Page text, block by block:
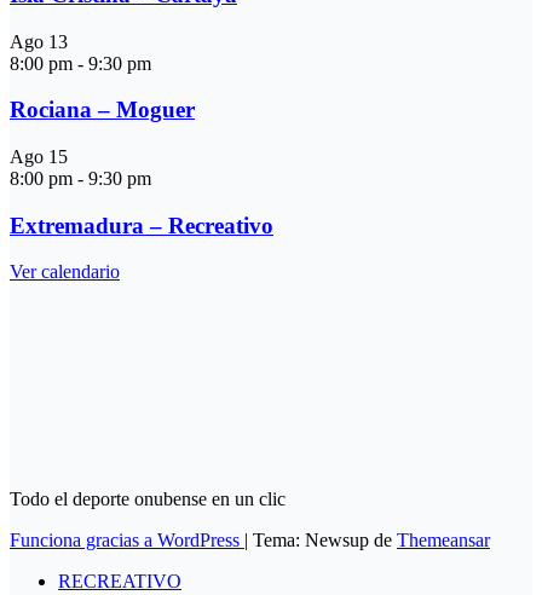
Ago 13
8:00 pm - 9:30 pm
Rociana – Moguer
Ago 15
8:00 pm - 9:30 pm
Extremadura – Recreativo
Ver calendario
Todo el deporte onubense en un clic
Funciona gracias a WordPress | Tema: Newsup de Themeansar
RECREATIVO